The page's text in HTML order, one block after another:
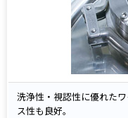
洗浄性・視認性に優れた
ス性も良好。